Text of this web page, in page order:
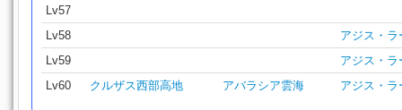
Lv57
Lv58
アジス・ラ
Lv59
アジス・ラ
Lv60
クルザス西部高地 アバラシア雲海 アジス・ラ